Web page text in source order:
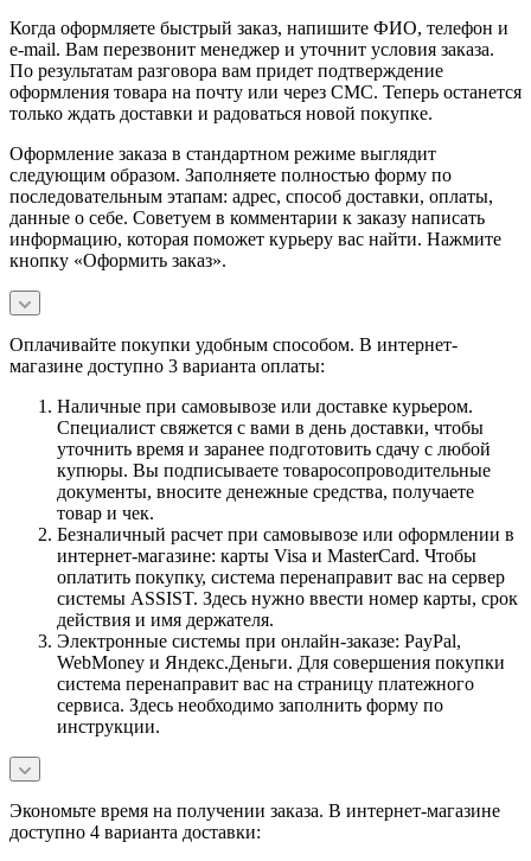
Когда оформляете быстрый заказ, напишите ФИО, телефон и
e-mail. Вам перезвонит менеджер и уточнит условия заказа.
По результатам разговора вам придет подтверждение
оформления товара на почту или через СМС. Теперь останется
только ждать доставки и радоваться новой покупке.
Оформление заказа в стандартном режиме выглядит
следующим образом. Заполняете полностью форму по
последовательным этапам: адрес, способ доставки, оплаты,
данные о себе. Советуем в комментарии к заказу написать
информацию, которая поможет курьеру вас найти. Нажмите
кнопку «Оформить заказ».
Оплачивайте покупки удобным способом. В интернет-
магазине доступно 3 варианта оплаты:
Наличные при самовывозе или доставке курьером.
Специалист свяжется с вами в день доставки, чтобы
уточнить время и заранее подготовить сдачу с любой
купюры. Вы подписываете товаросопроводительные
документы, вносите денежные средства, получаете
товар и чек.
Безналичный расчет при самовывозе или оформлении в
интернет-магазине: карты Visa и MasterCard. Чтобы
оплатить покупку, система перенаправит вас на сервер
системы ASSIST. Здесь нужно ввести номер карты, срок
действия и имя держателя.
Электронные системы при онлайн-заказе: PayPal,
WebMoney и Яндекс.Деньги. Для совершения покупки
система перенаправит вас на страницу платежного
сервиса. Здесь необходимо заполнить форму по
инструкции.
Экономьте время на получении заказа. В интернет-магазине
доступно 4 варианта доставки: